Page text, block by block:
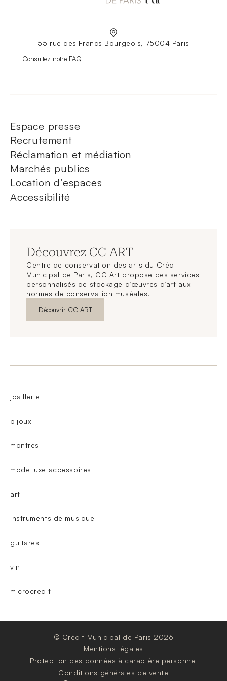
55 rue des Francs Bourgeois, 75004 Paris
Nouvelle fenêtre
Consultez notre FAQ
Espace presse
Recrutement
Réclamation et médiation
Marchés publics
Location d’espaces
Accessibilité
Découvrez CC ART
Centre de conservation des arts du Crédit
Municipal de Paris, CC Art propose des services
personnalisés de stockage d’œuvres d’art aux
normes de conservation muséales.
Nouvelle fenêtre
Découvrir CC ART
joaillerie
bijoux
montres
mode luxe accessoires
art
instruments de musique
guitares
vin
microcredit
© Crédit Municipal de Paris 2026
Mentions légales
Protection des données à caractère personnel
Conditions générales de vente